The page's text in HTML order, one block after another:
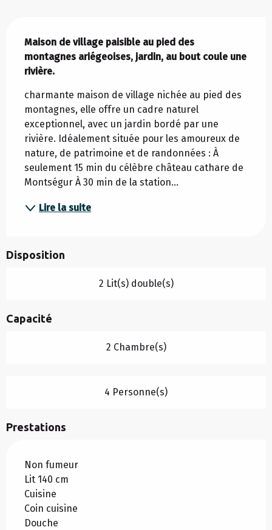
Maison de village paisible au pied des
montagnes ariégeoises, jardin, au bout coule une
rivière.
charmante maison de village nichée au pied des
montagnes, elle offre un cadre naturel
exceptionnel, avec un jardin bordé par une
rivière. Idéalement située pour les amoureux de
nature, de patrimoine et de randonnées : À
seulement 15 min du célèbre château cathare de
Montségur À 30 min de la station...
Lire la suite
Disposition
2 Lit(s) double(s)
Capacité
2 Chambre(s)
4 Personne(s)
Prestations
Non fumeur
Lit 140 cm
Cuisine
Coin cuisine
Douche